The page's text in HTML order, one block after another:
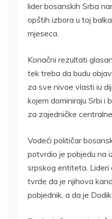
lider bosanskih Srba
opštih izbora u toj
mjeseca.
Konačni rezultati
tek treba da budu
za sve nivoe vlasti iu
kojem dominiraju Srbi i
za zajedničke
Vodeći političar
potvrdio je pobjedu na
srpskog entiteta. Lideri
tvrde da je njihova
pobjednik, a da je